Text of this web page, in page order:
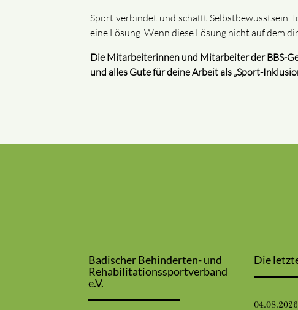
Sport verbindet und schafft Selbstbewusstsein.
eine Lösung. Wenn diese Lösung nicht auf dem
Die Mitarbeiterinnen und Mitarbeiter der BBS-
und alles Gute für deine Arbeitals „Sport-
Badischer Behinderten- und
Rehabilitationssportverband
e.V.
Die
04.08.2026